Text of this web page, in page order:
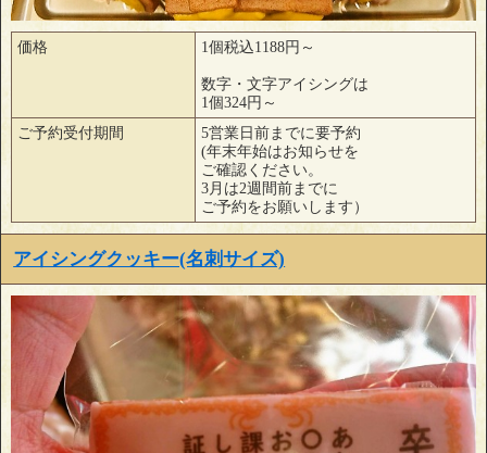
価格 1個税込1188円～
数字・文字アイシングは
1個324円～
ご予約受付期間
5営業日前までに要予約
(年末年始はお知らせを
ご確認ください。
3月は2週間前までに
ご予約をお願いします）
アイシングクッキー(名刺サイズ)